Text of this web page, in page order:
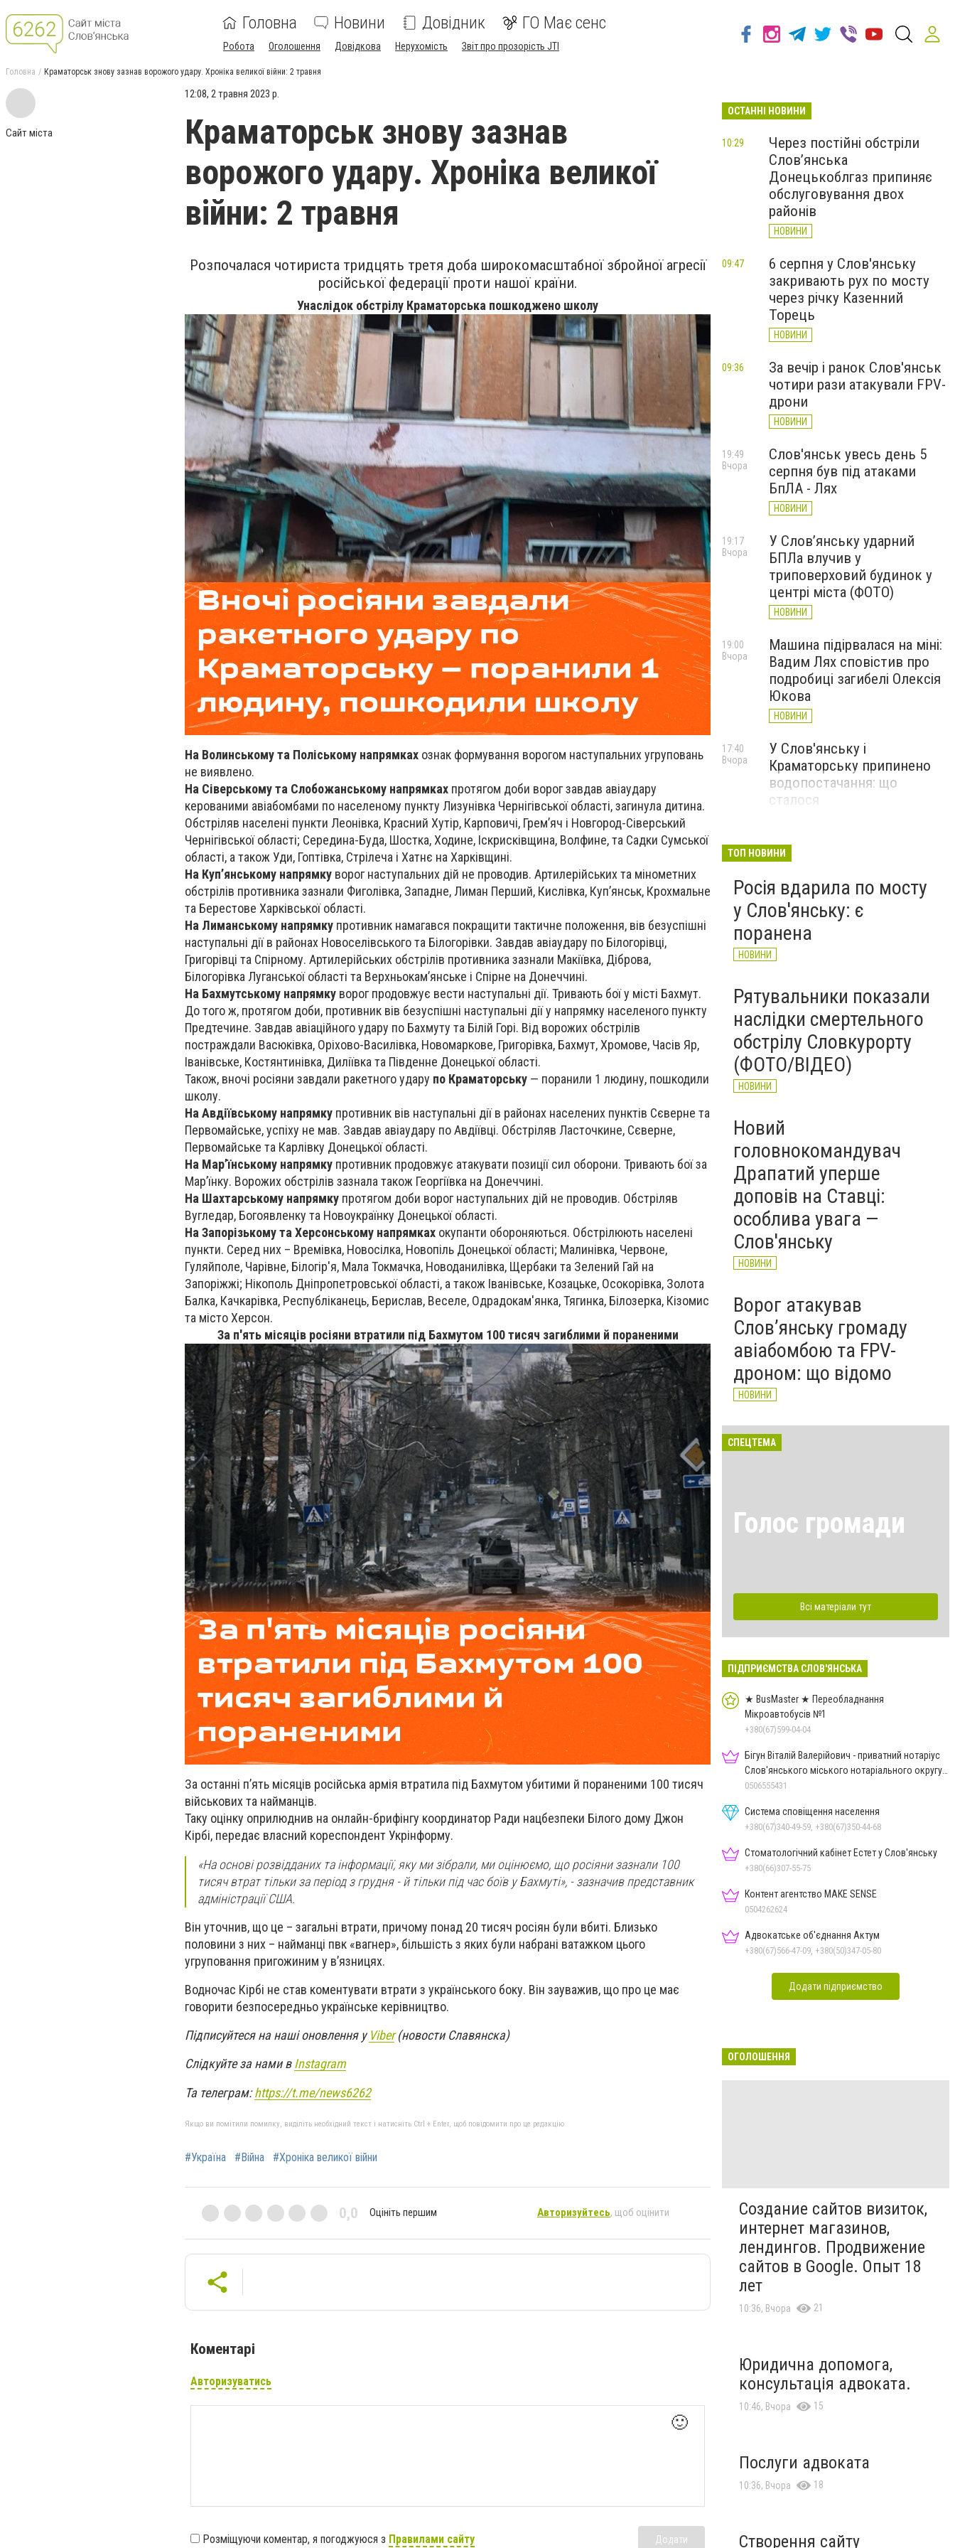
Головна Новини Довідник ГО Має сенс
Робота Оголошення Довідкова Нерухомість Звіт про прозорість JTI
Головна Краматорськ знову зазнав ворожого удару. Хроніка великої війни: 2 травня
Сайт міста
12:08, 2 травня 2023 р.
Краматорськ знову зазнав
ворожого удару. Хроніка великої
війни: 2 травня
Розпочалася чотириста тридцять третя доба широкомасштабної збройної агресії
російської федерації проти нашої країни.
Унаслідок обстрілу Краматорська пошкоджено школу
На Волинському та Поліському напрямках ознак формування ворогом наступальних угруповань
не виявлено.
На Сіверському та Слобожанському напрямках протягом доби ворог завдав авіаудару
керованими авіабомбами по населеному пункту Лизунівка Чернігівської області, загинула дитина.
Обстріляв населені пункти Леонівка, Красний Хутір, Карповичі, Грем’яч і Новгород-Сіверський
Чернігівської області; Середина-Буда, Шостка, Ходине, Іскрисківщина, Волфине, та Садки Сумської
області, а також Уди, Гоптівка, Стрілеча і Хатнє на Харківщині.
На Куп’янському напрямку ворог наступальних дій не проводив. Артилерійських та мінометних
обстрілів противника зазнали Фиголівка, Западне, Лиман Перший, Кислівка, Куп’янськ, Крохмальне
та Берестове Харківської області.
На Лиманському напрямку противник намагався покращити тактичне положення, вів безуспішні
наступальні дії в районах Новоселівського та Білогорівки. Завдав авіаудару по Білогорівці,
Григорівці та Спірному. Артилерійських обстрілів противника зазнали Макіївка, Діброва,
Білогорівка Луганської області та Верхньокам’янське і Cпірне на Донеччині.
На Бахмутському напрямку ворог продовжує вести наступальні дії. Тривають бої у місті Бахмут.
До того ж, протягом доби, противник вів безуспішні наступальні дії у напрямку населеного пункту
Предтечине. Завдав авіаційного удару по Бахмуту та Білій Горі. Від ворожих обстрілів
постраждали Васюківка, Оріхово-Василівка, Новомаркове, Григорівка, Бахмут, Хромове, Часів Яр,
Іванівське, Костянтинівка, Диліївка та Південне Донецької області.
Також, вночі росіяни завдали ракетного удару по Краматорську — поранили 1 людину, пошкодили
школу.
На Авдіївському напрямку противник вів наступальні дії в районах населених пунктів Сєверне та
Первомайське, успіху не мав. Завдав авіаудару по Авдіївці. Обстріляв Ласточкине, Сєверне,
Первомайське та Карлівку Донецької області.
На Мар’їнському напрямку противник продовжує атакувати позиції сил оборони. Тривають бої за
Мар’їнку. Ворожих обстрілів зазнала також Георгіївка на Донеччині.
На Шахтарському напрямку протягом доби ворог наступальних дій не проводив. Обстріляв
Вугледар, Богоявленку та Новоукраїнку Донецької області.
На Запорізькому та Херсонському напрямках окупанти обороняються. Обстрілюють населені
пункти. Серед них – Времівка, Новосілка, Новопіль Донецької області; Малинівка, Червоне,
Гуляйполе, Чарівне, Білогір'я, Мала Токмачка, Новоданилівка, Щербаки та Зелений Гай на
Запоріжжі; Нікополь Дніпропетровської області, а також Іванівське, Козацьке, Осокорівка, Золота
Балка, Качкарівка, Республіканець, Берислав, Веселе, Одрадокам'янка, Тягинка, Білозерка, Кізомис
та місто Херсон.
За п'ять місяців росіяни втратили під Бахмутом 100 тисяч загиблими й пораненими
За останні п’ять місяців російська армія втратила під Бахмутом убитими й пораненими 100 тисяч
військових та найманців.
Таку оцінку оприлюднив на онлайн-брифінгу координатор Ради нацбезпеки Білого дому Джон
Кірбі, передає власний кореспондент Укрінформу.
«На основі розвідданих та інформації, яку ми зібрали, ми оцінюємо, що росіяни зазнали 100
тисяч втрат тільки за період з грудня - й тільки під час боїв у Бахмуті», - зазначив представник
адміністрації США.
Він уточнив, що це – загальні втрати, причому понад 20 тисяч росіян були вбиті. Близько
половини з них – найманці пвк «вагнер», більшість з яких були набрані ватажком цього
угруповання пригожиним у в’язницях.
Водночас Кірбі не став коментувати втрати з українського боку. Він зауважив, що про це має
говорити безпосередньо українське керівництво.
Підписуйтеся на наші оновлення уViber(новости Славянска)
Слідкуйте за нами вInstagram
Та телеграм:https://t.me/news6262
Якщо ви помітили помилку, виділіть необхідний текст і натисніть Ctrl + Enter, щоб повідомити про це редакцію
#Україна #Війна #Хроніка великої війни
0,0 Оцініть першим Авторизуйтесь, щоб оцінити
Коментарі
Авторизуватись
🙂
Розміщуючи коментар, я погоджуюся з Правилами сайту Додати
ОСТАННІ НОВИНИ
Через постійні обстріли
Слов’янська
Донецькоблгаз припиняє
обслуговування двох
районів
НОВИНИ
10:29
6 серпня у Слов'янську
закривають рух по мосту
через річку Казенний
Торець
НОВИНИ
09:47
За вечір і ранок Слов'янськ
чотири рази атакували FPV-
дрони
НОВИНИ
09:36
Слов'янськ увесь день 5
серпня був під атаками
БпЛА - Лях
НОВИНИ
19:49
Вчора
У Слов’янську ударний
БПЛа влучив у
триповерховий будинок у
центрі міста (ФОТО)
НОВИНИ
19:17
Вчора
Машина підірвалася на міні:
Вадим Лях сповістив про
подробиці загибелі Олексія
Юкова
НОВИНИ
19:00
Вчора
У Слов'янську і
Краматорську припинено
водопостачання: що
сталося
17:40
Вчора
Загинув Олексій Юков,
«Плацдарм»
СТАТТІ
17:09
Вчора
ТОП НОВИНИ
Росія вдарила по мосту
у Слов'янську: є
поранена
НОВИНИ
Рятувальники показали
наслідки смертельного
обстрілу Словкурорту
(ФОТО/ВІДЕО)
НОВИНИ
Новий
головнокомандувач
Драпатий уперше
доповів на Ставці:
особлива увага —
Слов'янську
НОВИНИ
Ворог атакував
Слов’янську громаду
авіабомбою та FPV-
дроном: що відомо
НОВИНИ
СПЕЦТЕМА
Голос громади
Всі матеріали тут
ПІДПРИЄМСТВА СЛОВ'ЯНСЬКА
★ BusMaster ★ Переобладнання
Мікроавтобусів №1
+380(67)599-04-04
Бігун Віталій Валерійович - приватний нотаріус
Слов'янського міського нотаріального округу
Дон.обл.
0506555431
Система сповіщення населення
+380(67)340-49-59, +380(67)350-44-68
Стоматологічний кабінет Естет у Слов'янську
+380(66)307-55-75
Контент агентство MAKE SENSE
0504262624
Адвокатське об'єднання Актум
+380(67)566-47-09, +380(50)347-05-80
Додати підприємство
ОГОЛОШЕННЯ
Создание сайтов визиток,
интернет магазинов,
лендингов. Продвижение
сайтов в Google. Опыт 18
лет
10:36, Вчора 21
Юридична допомога,
консультація адвоката.
10:46, Вчора 15
Послуги адвоката
10:36, Вчора 18
Створення сайту